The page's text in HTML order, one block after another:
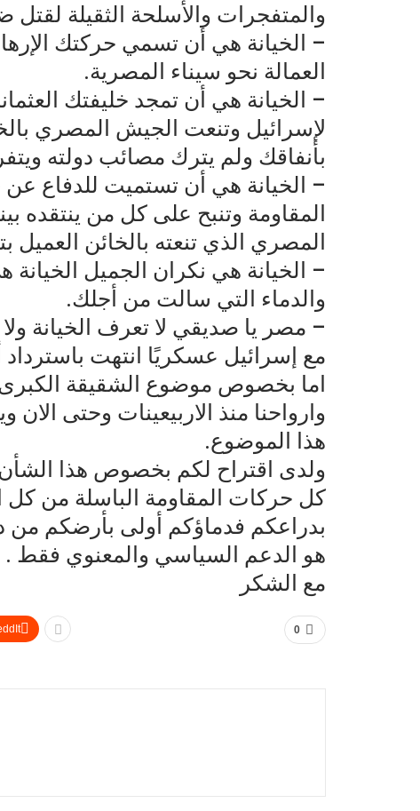
والمتفجرات والأسلحة الثقيلة لقتل
– الخيانة هي أن تسمي حركتك
العمالة نحو سيناء المصرية.
– الخيانة هي أن تمجد خليفتك
لإسرائيل وتنعت الجيش المصري
بأنفاقك ولم يترك مصائب دولته
– الخيانة هي أن تستميت للدفاع
المقاومة وتنبح على كل من ينتقده
المصري الذي تنعته بالخائن العميل
– الخيانة هي نكران الجميل
والدماء التي سالت من أجلك.
– مصر يا صديقي لا تعرف الخيانة
مع إسرائيل عسكريًا انتهت
اما بخصوص موضوع الشقيقة الكبرى
وارواحنا منذ الاربيعينات وحتى
هذا الموضوع.
ولدى اقتراح لكم بخصوص هذا الشأن
كل حركات المقاومة الباسلة من كل
بدراعكم فدماؤكم أولى بأرضكم من
هو الدعم السياسي والمعنوي فقط .
مع الشكر
0